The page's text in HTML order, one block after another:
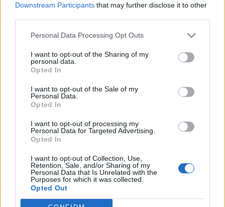
Downstream Participants that may further disclose it to other
Personal Data Processing Opt Outs
I want to opt-out of the Sharing of my
personal data.
Opted In
I want to opt-out of the Sale of my
Personal Data.
Opted In
I want to opt-out of processing my
Personal Data for Targeted Advertising.
Opted In
I want to opt-out of Collection, Use,
Retention, Sale, and/or Sharing of my
Personal Data that Is Unrelated with the
Purposes for which it was collected.
Opted Out
ΕΣΠΑ: Επιδότηση 60% για
επιχειρήσεις του Νοτίου Αιγαίου
24/07/26| 15:16
στον Όμιλο Πλακεντία
14/07/26|15:44